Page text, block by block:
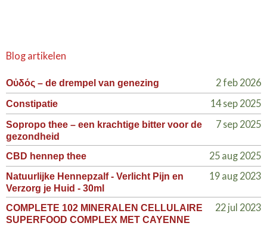
Blog artikelen
Οὐδός – de drempel van genezing 2 feb 2026
Constipatie 14 sep 2025
Sopropo thee – een krachtige bitter voor de
gezondheid
7 sep 2025
CBD hennep thee 25 aug 2025
Natuurlijke Hennepzalf - Verlicht Pijn en
Verzorg je Huid - 30ml
19 aug 2023
COMPLETE 102 MINERALEN CELLULAIRE
SUPERFOOD COMPLEX MET CAYENNE
22 jul 2023